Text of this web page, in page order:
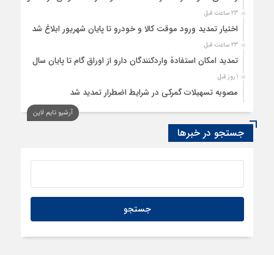
23 ساعت قبل
اختیار تمدید ورود موقت کالا و خودرو تا پایان شهریور ابلاغ شد
23 ساعت قبل
تمدید امکان استفادۀ واردکنندگان دارو از اوراق گام تا پایان سال
1 روز قبل
مصوبه تسهیلات گمرکی در شرایط اضطرار تمدید شد
آرشیو تایم لاین
جستجو در خبرها